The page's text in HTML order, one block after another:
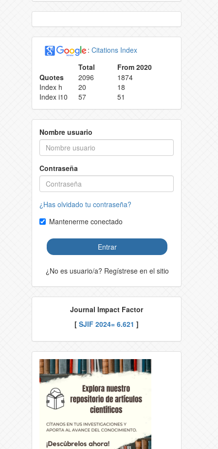
: Citations Index
Total
From 2020
Quotes
2096
1874
Index h
20
18
Index i10
57 51
Nombre usuario
Contraseña
¿Has olvidado tu contraseña?
Mantenerme conectado
Entrar
¿No es usuario/a? Regístrese en el sitio
Journal Impact Factor
[ SJIF 2024= 6.621 ]